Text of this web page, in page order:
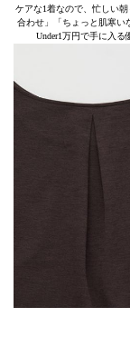
ケアな1着なので、忙しい
合わせ」「ちょっと肌寒い
Under1万円で手に入る